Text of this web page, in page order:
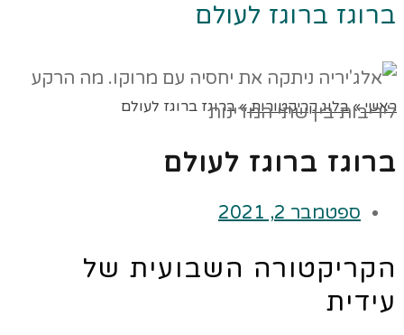
ברוגז ברוגז לעולם
ראשי » בלוג קריקטורות » ברוגז ברוגז לעולם
ברוגז ברוגז לעולם
ספטמבר 2, 2021
הקריקטורה השבועית של
עידית